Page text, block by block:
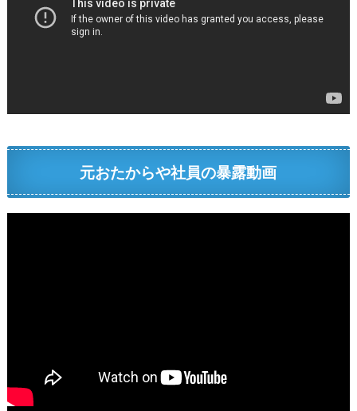
元おたからや社員の暴露動画